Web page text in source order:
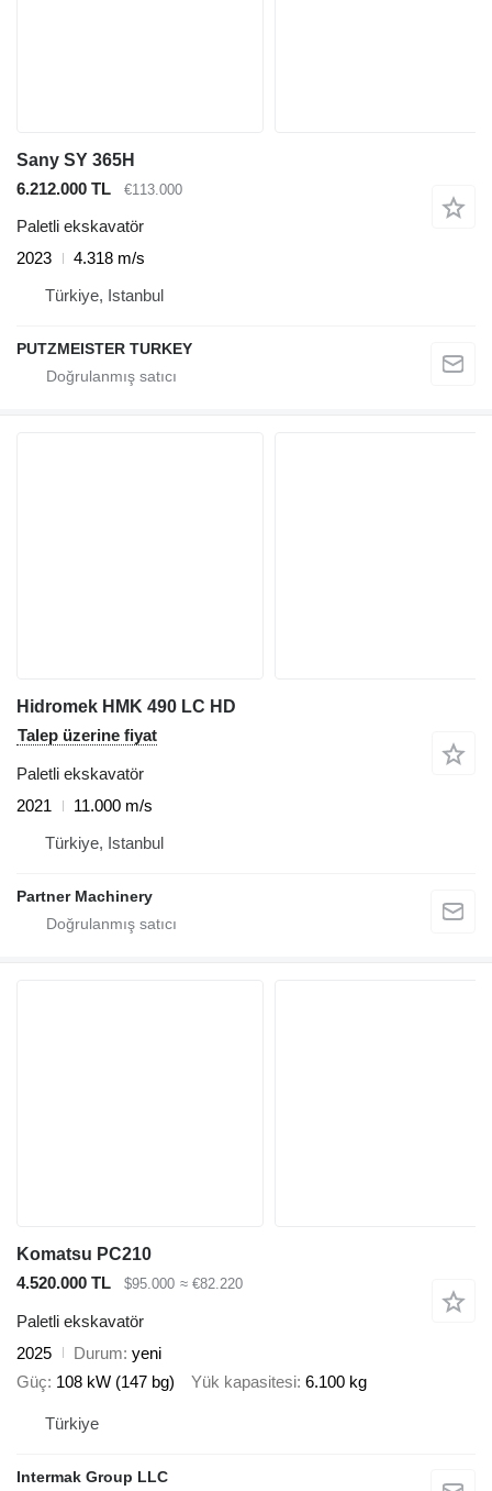
Sany SY 365H
6.212.000 TL
€113.000
Paletli ekskavatör
2023
4.318 m/s
Türkiye, Istanbul
PUTZMEISTER TURKEY
Hidromek HMK 490 LC HD
Talep üzerine fiyat
Paletli ekskavatör
2021
11.000 m/s
Türkiye, Istanbul
Partner Machinery
Komatsu PC210
4.520.000 TL
$95.000 ≈ €82.220
Paletli ekskavatör
2025
Durum yeni
Güç 108 kW (147 bg) Yük kapasitesi 6.100 kg
Türkiye
Intermak Group LLC